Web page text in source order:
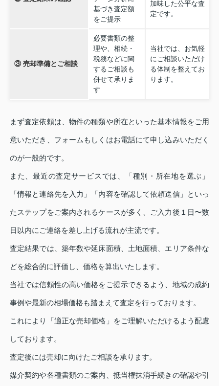
基づき査定額
をご提示
加味した公平な査
定です。
③ 売却準備とご相談
必要書類の整
理や、相続・
税務などに関
するご相談も
併せて承りま
す
当社では、お気軽
にご相談いただけ
る体制を整えてお
ります。
まず査定依頼は、物件の種類や所在といった基本情報をご用
意いただき、フォームもしくはお電話にて申し込みいただく
のが一般的です。
また、最近の査定サービスでは、「種別・所在地を選ぶ」
「情報と連絡先を入力」「内容を確認して依頼送信」といっ
たステップをご案内されるケースが多く、ご入力後１日〜数
日以内にご連絡を差し上げる流れが主流です。
査定結果では、築年数や延床面積、土地面積、エリア条件な
どを総合的に評価し、価格を算出いたします。
当社では信頼性の高い価格をご提示できるよう、地域の成約
事例や最新の相場価格も踏まえて査定を行っております。
これにより「適正な売却価格」をご理解いただけるよう配慮
しております。
査定後には売却に向けたご相談を承ります。
媒介契約や各種書類のご案内、抵当権抹消手続きの確認や引